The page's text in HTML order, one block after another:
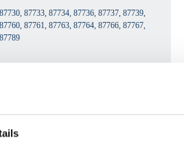
87733, 87734, 87736, 87737, 87739,
87761, 87763, 87764, 87766, 87767,